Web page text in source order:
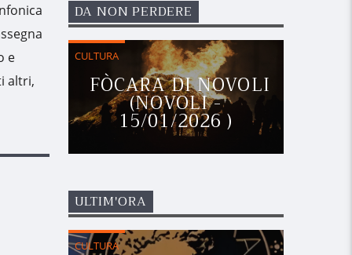
e
altri,
DA NON PERDERE
CULTURA
FÒCARA DI NOVOLI
(NOVOLI -
15/01/2026 )
ULTIM'ORA
CULTURA